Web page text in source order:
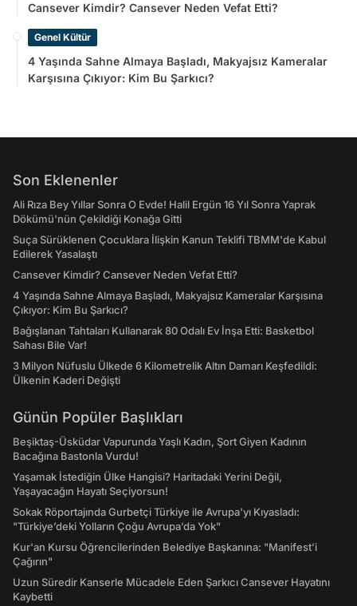
Cansever Kimdir? Cansever Neden Vefat Etti?
Genel Kültür
4 Yaşında Sahne Almaya Başladı, Makyajsız Kameralar
Karşısına Çıkıyor: Kim Bu Şarkıcı?
Son Eklenenler
Ali Rıza Bey Yıllar Sonra O Evde! Halil Ergün 16 Yıl Sonra Yaprak
Dökümü'nün Çekildiği Konağa Gitti
Suça Sürüklenen Çocuklara İlişkin Kanun Teklifi TBMM'de Kabul
Edilerek Yasalaştı
Cansever Kimdir? Cansever Neden Vefat Etti?
4 Yaşında Sahne Almaya Başladı, Makyajsız Kameralar Karşısına
Çıkıyor: Kim Bu Şarkıcı?
Bağışlanan Tahtaları Kullanarak 80 Odalı Ev İnşa Etti: Basketbol
Sahası Bile Var!
3 Milyon Nüfuslu Ülkede 6 Kilometrelik Altın Damarı Keşfedildi:
Ülkenin Kaderi Değişti
Günün Popüler Başlıkları
Beşiktaş-Üsküdar Vapurunda Yaşlı Kadın, Şort Giyen Kadının
Bacağına Bastonla Vurdu!
Yaşamak İstediğin Ülke Hangisi? Haritadaki Yerini Değil,
Yaşayacağın Hayatı Seçiyorsun!
Sokak Röportajında Gurbetçi Türkiye ile Avrupa'yı Kıyasladı:
"Türkiye’deki Yolların Çoğu Avrupa’da Yok"
Kur'an Kursu Öğrencilerinden Belediye Başkanına: "Manifest’i
Çağırın"
Uzun Süredir Kanserle Mücadele Eden Şarkıcı Cansever Hayatını
Kaybetti